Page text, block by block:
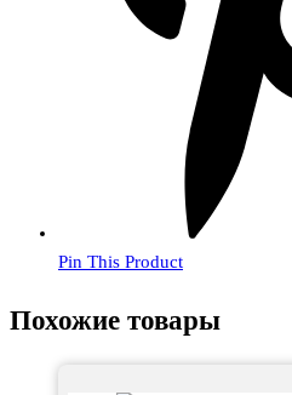
Pin This Product
Похожие товары